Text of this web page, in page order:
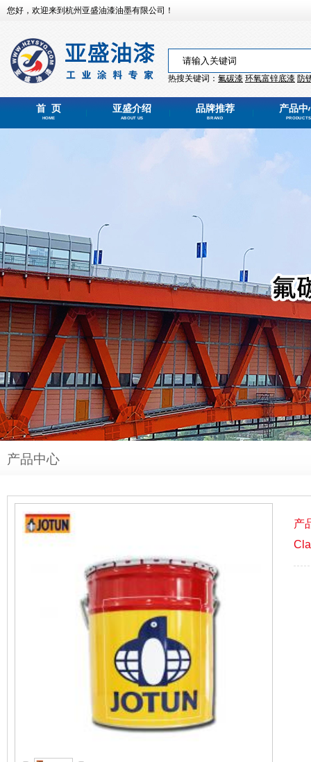
您好，欢迎来到杭州亚盛油漆油墨有限公司！
热搜关键词： 氟碳漆 环氧富锌底漆 防
首 页
HOME
亚盛介绍
ABOUT US
品牌推荐
BRAND
产品中
PRODUCTS
产品中心
产